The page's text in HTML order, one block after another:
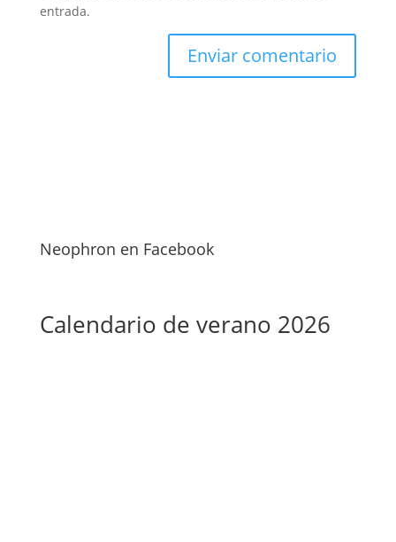
entrada.
Neophron en Facebook
Calendario de verano 2026